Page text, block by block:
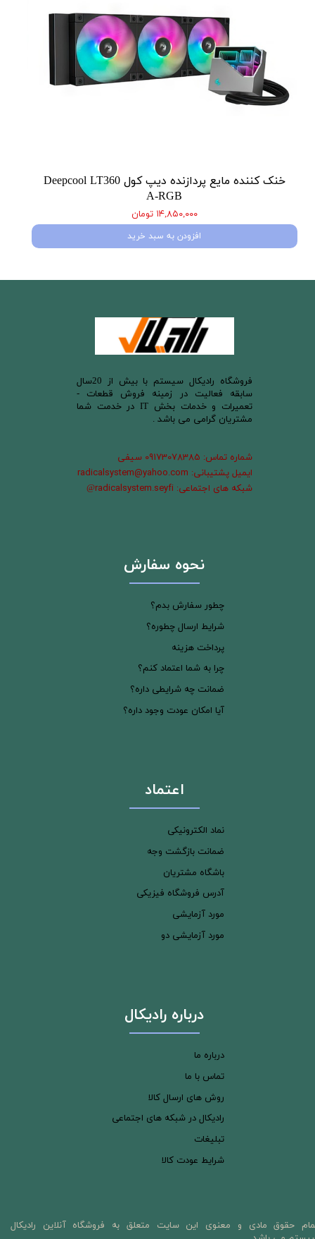
خنک کننده مایع پردازنده دیپ کول Deepcool LT360
A-RGB
۱۴,۸۵۰,۰۰۰ تومان
افزودن به سبد خرید
​فروشگاه رادیکال سیستم با بیش از 20سال
سابقه فعالیت در زمینه فروش قطعات -
تعمیرات و خدمات بخش IT در خدمت شما
مشتریان گرامی می باشد .
شماره تماس: 09173078385 سیفی
ایمیل پشتیبانی: radicalsystem@yahoo.com
شبکه های اجتماعی: radicalsystem.seyfi
@
نحوه سفارش
چطور سفارش بدم؟
شرایط ارسال چطوره؟
پرداخت هزینه
چرا به شما اعتماد کنم؟
ضمانت چه شرایطی داره؟
آیا امکان عودت وجود داره؟
حقوق مادی و معنوی این سایت متعلق به فروشگاه آنلاین رادیکال
اعتماد
نماد الکترونیکی
ضمانت بازگشت وجه
باشگاه مشتریان
آدرس فروشگاه فیزیکی
مورد آزمایشی
مورد آزمایشی دو
درباره رادیکال
درباره ما
تماس با ما
روش های ارسال کالا
رادیکال در شبکه های اجتماعی
تبلیغات
شرایط عودت کالا